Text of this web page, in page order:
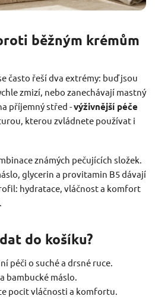
běžným krémům
často řeší dva extrémy: buď jsou
zmizí, nebo zanechávají mastný
příjemný střed -výživnější péče
kterou zvládnete používat i
známých pečujících složek.
glycerin a provitamin B5 dávají
hydratace, vláčnost a komfort
do košíku?
péči o suché a drsné ruce.
bambucké máslo.
pocit vláčnosti a komfortu.